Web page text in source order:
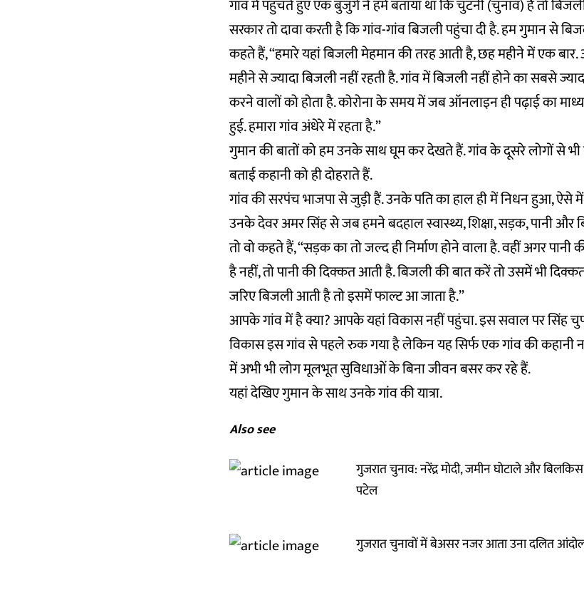
गांव में पहुंचते हुए एक बुजुर्ग ने हमें बताया था कि चुटनी (चुनाव) है तो
सरकार तो दावा करती है कि गांव-गांव बिजली पहुंचा दी है. हम गुमान से
कहते हैं, “हमारे यहां बिजली मेहमान की तरह आती है, छह महीने में एक
महीने से ज्यादा बिजली नहीं रहती है. गांव में बिजली नहीं होने का सबसे
करने वालों को होता है. कोरोना के समय में जब ऑनलाइन ही पढ़ाई का
हुई. हमारा गांव अंधेरे में रहता है.”
गुमान की बातों को हम उनके साथ घूम कर देखते हैं. गांव के दूसरे लोगों से
बताई कहानी को ही दोहराते हैं.
गांव की सरपंच भाजपा से जुड़ी हैं. उनके पति का हाल ही में निधन हुआ, ऐसे
उनके देवर अमर सिंह से जब हमने बदहाल स्वास्थ्य, शिक्षा, सड़क, पानी
तो वो कहते हैं, “सड़क का तो जल्द ही निर्माण होने वाला है. वहीं अगर पानी
है नहीं, तो पानी की दिक्कत आती है. बिजली की बात करें तो उसमें भी
जरिए बिजली आती है तो इसमें फाल्ट आ जाता है.”
आपके गांव में है क्या? आपके यहां विकास नहीं पहुंचा. इस सवाल पर सिंह
विकास इस गांव से पहले रुक गया है लेकिन यह सिर्फ एक गांव की कहानी
में अभी भी लोग मूलभूत सुविधाओं के बिना जीवन बसर कर रहे हैं.
यहां देखिए गुमान के साथ उनके गांव की यात्रा.
Also see
गुजरात चुनाव: नरेंद्र मोदी, जमीन घोटाले और
पटेल
गुजरात चुनावों में बेअसर नजर आता उना दलित